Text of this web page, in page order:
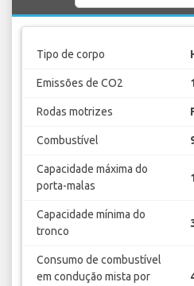
Tipo de corpo
Emissões de CO2
Rodas motrizes
Combustível
Capacidade máxima do
porta-malas
Capacidade mínima do
tronco
Consumo de combustível
em condução mista por